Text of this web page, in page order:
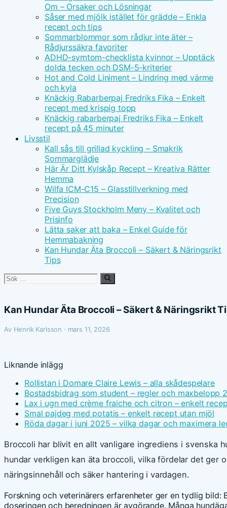
Om – Orsaker och Lösningar
Såser med mjölk istället för grädde – Enkla
recept och tips
Sommarblommor som rådjur inte äter –
Rådjurssäkra favoriter
ADHD-symtom-checklista kvinnor – Upptäck
dolda tecken och DSM-5-kriterier
Hot and Cold Liniment – Lindring med värme
och kyla
Knäckig Rabarberpaj Fredriks Fika – Enkelt
recept med krispig topp
Knäckig rabarberpaj Fredriks Fika – Enkelt
recept på 45 minuter
Livsstil
Kall sås till grillad kyckling – Smakrik
Sommarglädje
Här Är Ditt Kylskåp Recept – Kreativa Rätter
Hemma
Wilfa ICM-C15 – Glasstillverkning med
Precision
Five Guys Stockholm Meny – Kvalitet och
Prisinfo
Lätta saker att baka – Enkel Guide för
Hemmabakning
Kan Hundar Äta Broccoli – Säkert & Näringsrikt
Tips
Sök
Kan Hundar Äta Broccoli – Säkert & Näringsrikt
Av Henrik Karlsson · mars 11, 2026
Liknande inlägg
Rollistan i Domare Claire Lewis – alla skådespelare
Bostadsbidrag som student – regler och maxbelopp
Lax i ugn med crème fraiche och citron – enkelt
Smal pajdeg med potatis – enkelt recept utan mjöl
Röda dagar i juni 2025 – vilka dagar och maximera
Broccoli har blivit en allt vanligare ingrediens i svenska
hundar verkligen kan äta broccoli, vilka fördelar det ger
näringsinnehåll och säker hantering i vardagen.
Forskning och veterinärers erfarenheter ger en tydlig
doseringen och beredningen är avgörande. Många